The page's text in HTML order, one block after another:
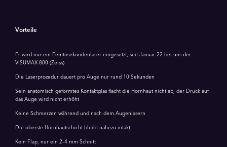
Vorteile
Es wird nur ein Femtosekundenlaser eingesetzt, seit Januar 22 bei uns der
VISUMAX 800 (Zeiss)
Die Laserprozedur dauert pro Auge nur rund 10 Sekunden
Sein anatomisch geformtes Kontaktglas flacht die Hornhaut nicht ab, der Druck auf
das Auge wird nicht erhöht
Keine Schmerzen während und nach dem Augenlasern
Die oberste Hornhautschicht bleibt nahezu intakt
Kein Flap, nur ein 2–4 mm Schnitt